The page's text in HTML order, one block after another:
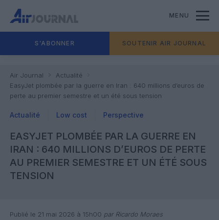
MENU
S'ABONNER SOUTENIR AIR JOURNAL
Air Journal
Actualité
EasyJet plombée par la guerre en Iran : 640 millions d’euros de
perte au premier semestre et un été sous tension
Actualité Low cost Perspective
EASYJET PLOMBÉE PAR LA GUERRE EN
IRAN : 640 MILLIONS D’EUROS DE PERTE
AU PREMIER SEMESTRE ET UN ÉTÉ SOUS
TENSION
Publié le 21 mai 2026 à 15h00 par Ricardo Moraes